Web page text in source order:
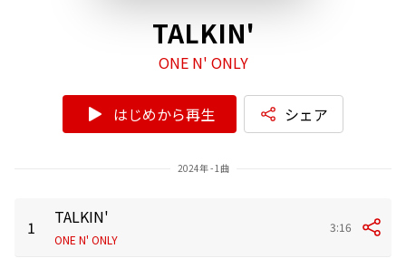
TALKIN'
ONE N' ONLY
はじめから再生 シェア
2024年 - 1曲
1 TALKIN'
ONE N' ONLY
3:16